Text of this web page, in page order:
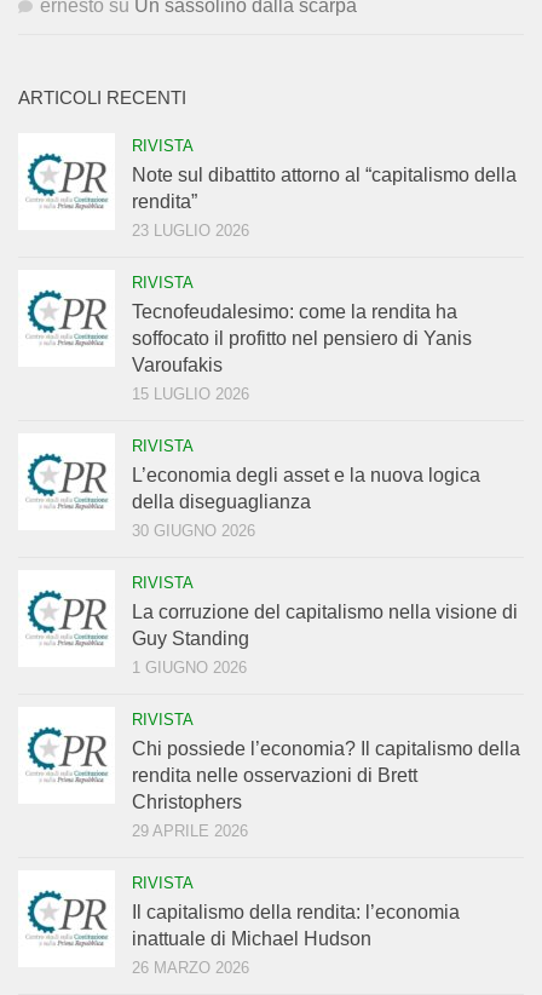
ernesto su Un sassolino dalla scarpa
ARTICOLI RECENTI
RIVISTA
Note sul dibattito attorno al “capitalismo della
rendita”
23 LUGLIO 2026
RIVISTA
Tecnofeudalesimo: come la rendita ha
soffocato il profitto nel pensiero di Yanis
Varoufakis
15 LUGLIO 2026
RIVISTA
L’economia degli asset e la nuova logica
della diseguaglianza
30 GIUGNO 2026
RIVISTA
La corruzione del capitalismo nella visione di
Guy Standing
1 GIUGNO 2026
RIVISTA
Chi possiede l’economia? Il capitalismo della
rendita nelle osservazioni di Brett
Christophers
29 APRILE 2026
RIVISTA
Il capitalismo della rendita: l’economia
inattuale di Michael Hudson
26 MARZO 2026